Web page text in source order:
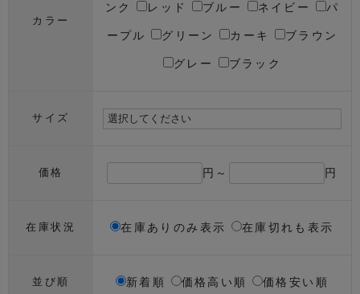
カラー
ンク レッド ブルー ネイビー パ
ープル グリーン カーキ ブラウン
グレー ブラック
サイズ
価格 円～ 円
在庫状況 在庫ありのみ表示 在庫切れも表示
並び順 新着順 価格高い順 価格安い順